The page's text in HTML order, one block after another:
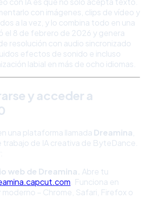
con imágenes, clips de vídeo y
a la vez, y lo combina todo en una
el 8 de febrero de 2026 y genera
resolución con audio sincronizado
efectos de sonido e incluso
labial en más de ocho idiomas.
y acceder a
una plataforma llamada Dreamina
trabajo de IA creativa de ByteDance.
web de Dreamina. Abre tu
. Funciona en
– Chrome, Safari, Firefox o